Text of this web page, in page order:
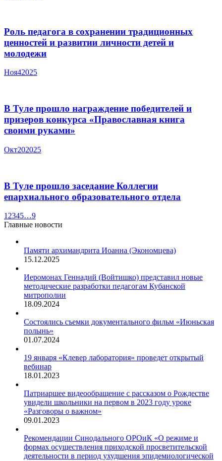
Роль педагога в сохранении традиционных
ценностей и развитии личности детей и
молодежи
Ноя42025
В Туле прошло награждение победителей и
призеров конкурса «Православная книга
своими руками»
Окт202025
В Туле прошло заседание Коллегии
епархиального образовательного отдела
1 2345…9
Главные новости
Памяти архимандрита Иоанна (Экономцева)
15.12.2025
Иеромонах Геннадий (Войтишко) представил новые
методические разработки педагогам Кубанской
митрополии
18.09.2024
Состоялись съемки документального фильм «Июньская
полынь»
01.07.2024
19 января «Клевер лаборатория» проведет открытый
вебинар
18.01.2023
Патриаршее видеообращение с рассказом о Рождестве
увидели школьники на первом в 2023 году уроке
«Разговоры о важном»
09.01.2023
Рекомендации Синодального ОРОиК «О режиме и
формах осуществления приходской просветительской
деятельности в период ухудшения эпидемиологической